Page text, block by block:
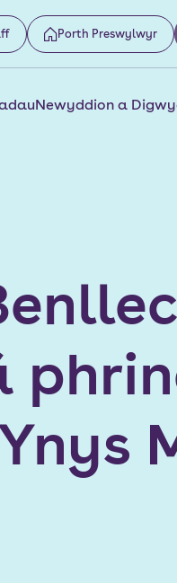
Porth Preswylwyr
Newyddion a